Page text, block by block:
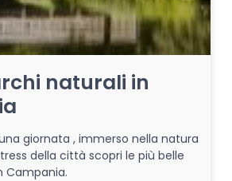
naturali in
giornata , immerso nella natura
della città scopri le più belle
Campania.